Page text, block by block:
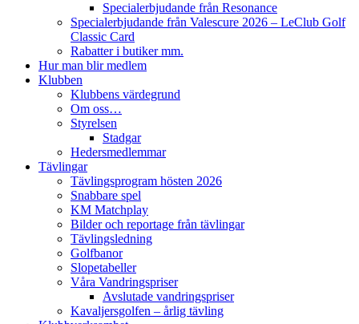
Specialerbjudande från Resonance
Specialerbjudande från Valescure 2026 – LeClub Golf
Classic Card
Rabatter i butiker mm.
Hur man blir medlem
Klubben
Klubbens värdegrund
Om oss…
Styrelsen
Stadgar
Hedersmedlemmar
Tävlingar
Tävlingsprogram hösten 2026
Snabbare spel
KM Matchplay
Bilder och reportage från tävlingar
Tävlingsledning
Golfbanor
Slopetabeller
Våra Vandringspriser
Avslutade vandringspriser
Kavaljersgolfen – årlig tävling